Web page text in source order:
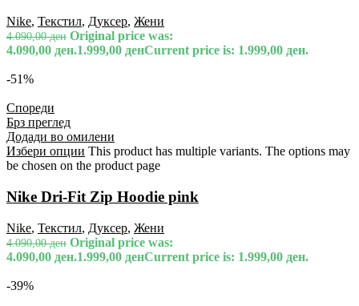
Nike, Текстил, Дуксер, Жени
4.090,00ден Original price was:
4.090,00 ден.1.999,00 денCurrent price is: 1.999,00 ден.
-51%
Спореди
Брз преглед
Додади во омилени
Избери опции This product has multiple variants. The options may
be chosen on the product page
Nike Dri-Fit Zip Hoodie pink
Nike, Текстил, Дуксер, Жени
4.090,00ден Original price was:
4.090,00 ден.1.999,00 денCurrent price is: 1.999,00 ден.
-39%